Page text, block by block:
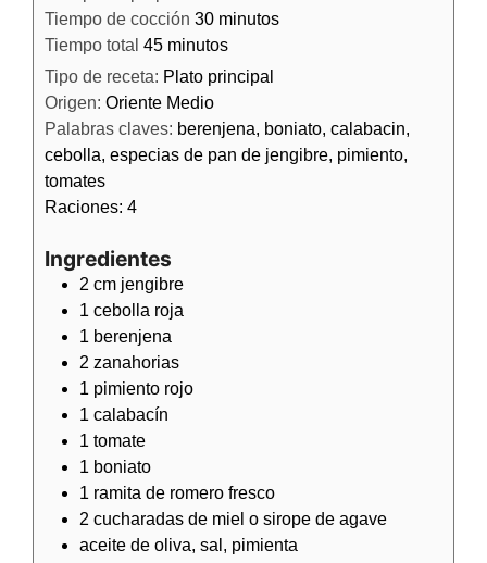
Tiempo de cocción 30 minutos
Tiempo total 45 minutos
Tipo de receta: Plato principal
Origen: Oriente Medio
Palabras claves: berenjena, boniato, calabacin,
cebolla, especias de pan de jengibre, pimiento,
tomates
Raciones: 4
Ingredientes
2 cm jengibre
1 cebolla roja
1 berenjena
2 zanahorias
1 pimiento rojo
1 calabacín
1 tomate
1 boniato
1 ramita de romero fresco
2 cucharadas de miel o sirope de agave
aceite de oliva, sal, pimienta